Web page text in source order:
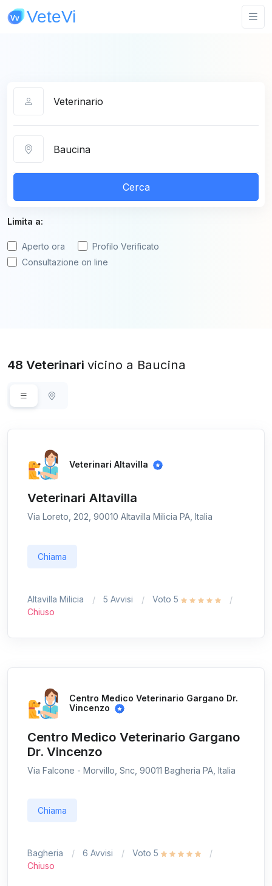
Cerca
Limita a:
Aperto ora
Profilo Verificato
Consultazione on line
48 Veterinari vicino a Baucina
Veterinari Altavilla
Veterinari Altavilla
Via Loreto, 202, 90010 Altavilla Milicia PA, Italia
Chiama
Altavilla Milicia 5 Avvisi
Voto 5
Chiuso
Centro Medico Veterinario Gargano Dr.
Vincenzo
Centro Medico Veterinario Gargano
Dr. Vincenzo
Via Falcone - Morvillo, Snc, 90011 Bagheria PA, Italia
Chiama
Bagheria 6 Avvisi
Voto 5
Chiuso